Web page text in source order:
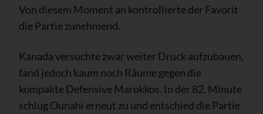
Von diesem Moment an kontrollierte der Favorit
die Partie zunehmend.
Kanada versuchte zwar weiter Druck aufzubauen,
fand jedoch kaum noch Räume gegen die
kompakte Defensive Marokkos. In der 82. Minute
schlug Ounahi erneut zu und entschied die Partie